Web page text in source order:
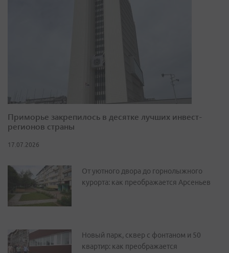
Приморье закрепилось в десятке лучших инвест-
регионов страны
17.07.2026
От уютного двора до горнолыжного
курорта: как преображается Арсеньев
Новый парк, сквер с фонтаном и 50
квартир: как преображается